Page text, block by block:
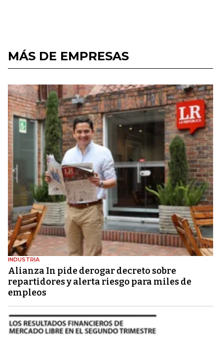
MÁS DE EMPRESAS
INDUSTRIA
Alianza In pide derogar decreto sobre
repartidores y alerta riesgo para miles de
empleos